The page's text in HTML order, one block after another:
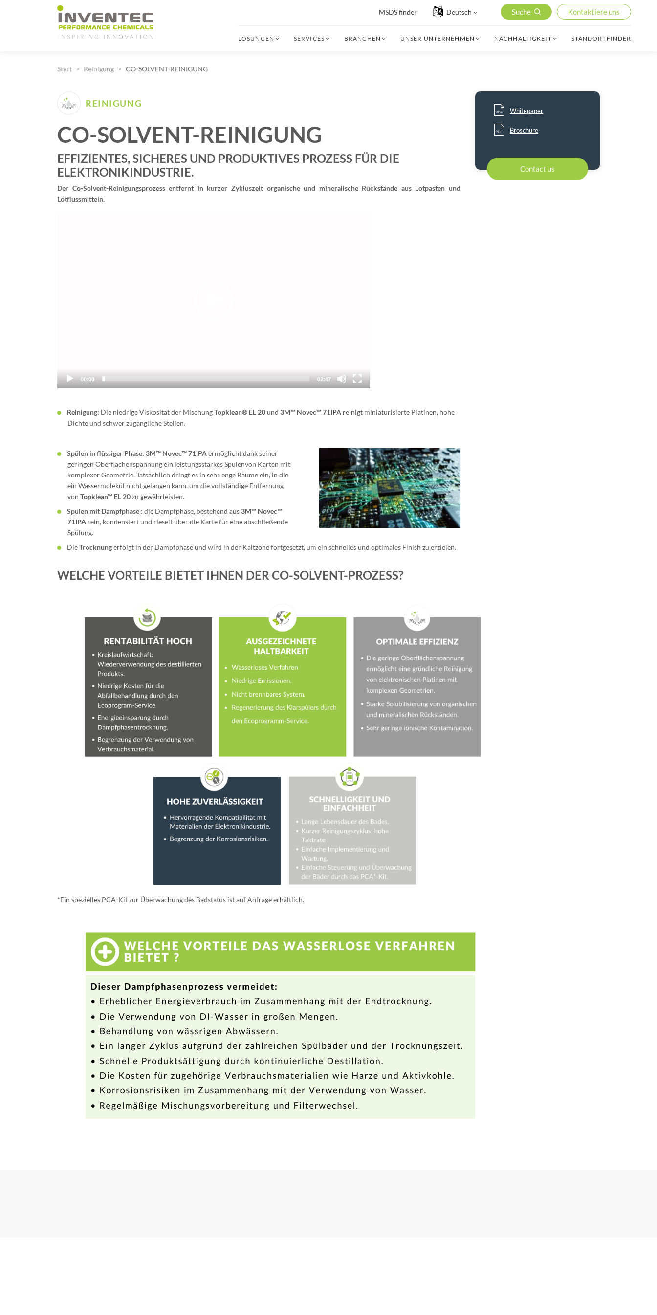
Main Navigation
MSDS finder Deutsch Suche Kontaktiere uns
LÖSUNGEN SERVICES BRANCHEN UNSER UNTERNEHMEN NACHHALTIGKEIT STANDORTFINDER
Start Reinigung CO-SOLVENT-REINIGUNG
REINIGUNG
CO-SOLVENT-REINIGUNG
EFFIZIENTES, SICHERES UND PRODUKTIVES PROZESS FÜR DIE
ELEKTRONIKINDUSTRIE.
Der Co-Solvent-Reinigungsprozess entfernt in kurzer Zykluszeit organische und mineralische Rückstände aus Lotpasten und
Lötflussmitteln.
00:00 02:47
Reinigung: Die niedrige Viskosität der MischungTopklean® EL 20und 3M™ Novec™ 71IPA reinigt miniaturisierte Platinen, hohe
Dichte und schwer zugängliche Stellen.
Spülen in flüssiger Phase: 3M™ Novec™ 71IPAermöglicht dank seiner
geringen Oberflächenspannung ein leistungsstarkes Spülenvon Karten mit
komplexer Geometrie. Tatsächlich dringt es in sehr enge Räume ein, in die
ein Wassermolekül nicht gelangen kann, um die vollständige Entfernung
von Topklean™ EL 20zu gewährleisten.
Spülen mit Dampfphase : die Dampfphase, bestehend aus3M™ Novec™
71IPA rein, kondensiert und rieselt über die Karte für eine abschließende
Spülung.
DieTrocknungerfolgt in der Dampfphase und wird in der Kaltzone fortgesetzt, um ein schnelles und optimales Finish zu erzielen.
WELCHE VORTEILE BIETET IHNEN DER CO-SOLVENT-PROZESS?
*Ein spezielles PCA-Kit zur Überwachung des Badstatus ist auf Anfrage erhältlich.
Whitepaper
Broschüre
Contact us